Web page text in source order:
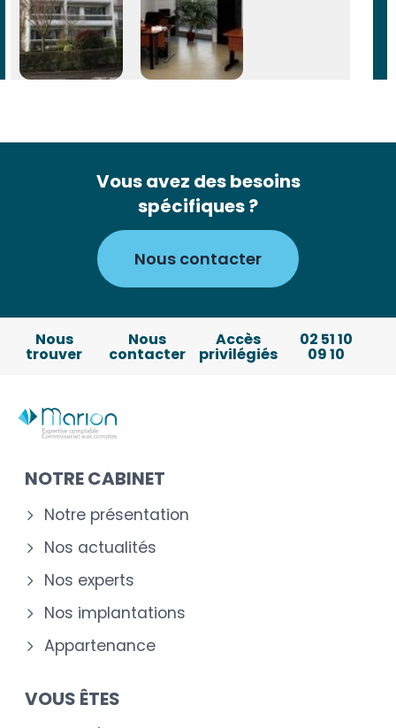
Vous avez des besoins
spécifiques ?
Nous contacter
Nous
trouver
Nous
contacter
Accès
privilégiés
02 51 10
09 10
NOTRE CABINET
Notre présentation
Nos actualités
Nos experts
Nos implantations
Appartenance
VOUS ÊTES